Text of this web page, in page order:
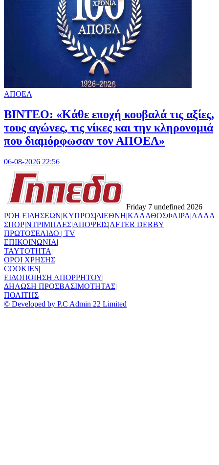
ΑΠΟΕΛ
ΒΙΝΤΕΟ: «Κάθε εποχή κουβαλά τις αξίες,
τους αγώνες, τις νίκες και την κληρονομιά
που διαμόρφωσαν τον ΑΠΟΕΛ»
06-08-2026 22:56
Friday 7 undefined 2026
ΡΟΗ ΕΙΔΗΣΕΩΝ|ΚΥΠΡΟΣ|ΔΙΕΘΝΗ|ΚΑΛΑΘΟΣΦΑΙΡΑ|ΑΛΛΑ
ΣΠΟΡ|ΝΤΡΙΜΠΛΕΣ|ΑΠΟΨΕΙΣ|AFTER DERBY|
ΠΡΩΤΟΣΕΛΙΔΟ | TV
ΕΠΙΚΟΙΝΩΝΙΑ|
TAYTOTHTA|
ΟΡΟΙ ΧΡΗΣΗΣ|
COOKIES|
ΕΙΔΟΠΟΙΗΣΗ ΑΠΟΡΡΗΤΟΥ|
ΔΗΛΩΣΗ ΠΡΟΣΒΑΣΙΜΟΤΗΤΑΣ|
ΠΟΛΙΤΗΣ
© Developed by P.C Admin 22 Limited